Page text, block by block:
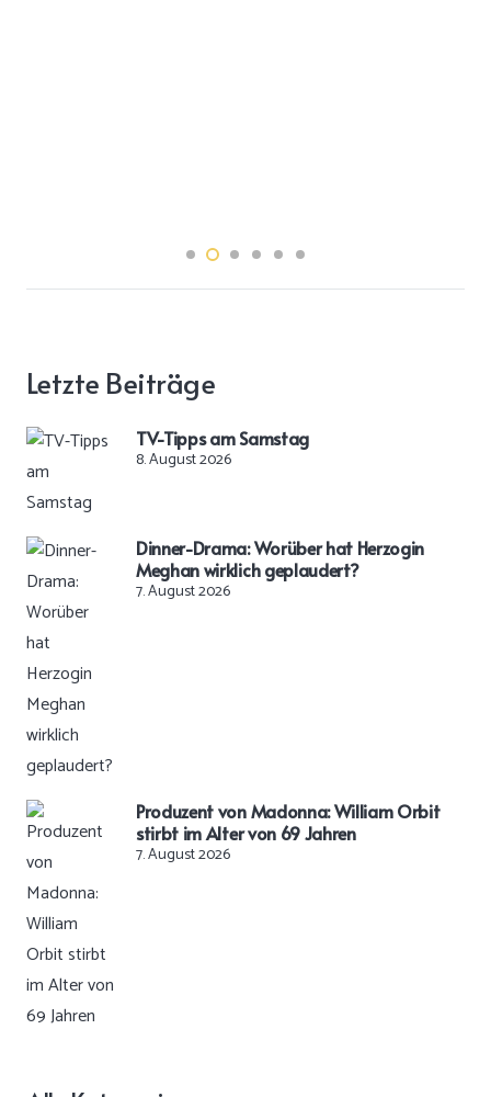
Letzte Beiträge
TV-Tipps am Samstag
8. August 2026
Dinner-Drama: Worüber hat Herzogin
Meghan wirklich geplaudert?
7. August 2026
Produzent von Madonna: William Orbit
stirbt im Alter von 69 Jahren
7. August 2026